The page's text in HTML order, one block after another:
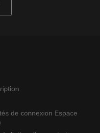
de connexion Espace